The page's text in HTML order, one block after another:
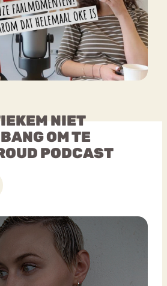
NIET
OM TE
PODCAST
Chat
Forum
Eetstoornis Anorexia Nervosa
Trauma Orthorexia